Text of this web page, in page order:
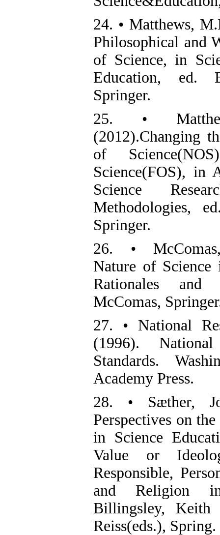
24. • Matthews,
Philosophical and
of Science, in
Education, ed.
Springer.
25. •
(2012).Changing
of
Science(FOS), in
Science
Methodologies,
Springer.
26. •
Nature of Science
Rationales
McComas,
27. • National
(1996).
Standards.
Academy Press.
28. • Sæther,
Perspectives on
in Science
Value or
Responsible,
and Religion
Billingsley, Keith
Reiss(eds.), Spring.